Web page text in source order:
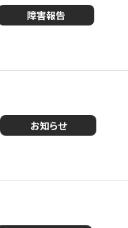
障害報告
お知らせ